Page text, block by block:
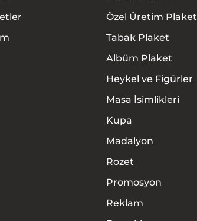
Özel Üretim Plaket
Tabak Plaket
Albüm Plaket
Heykel ve Figürler
Masa İsimlikleri
Kupa
Madalyon
Rozet
Promosyon
Reklam
Anasayfa
Hakkımızda